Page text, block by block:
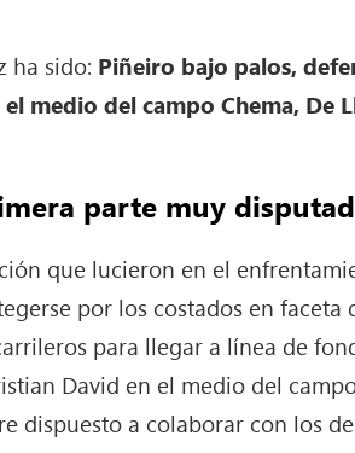
ha sido: Piñeiro bajo palos,
medio del campo Chema, De
parte muy
que lucieron en el
por los costados en faceta
para llegar a línea de
David en el medio del
dispuesto a colaborar con los